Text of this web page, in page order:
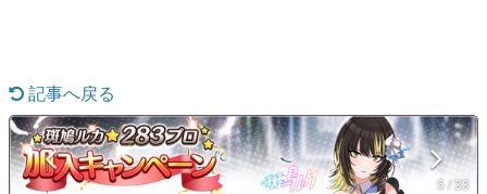
なんでゲームは面白い？
ゲーム開発者・hamatsu氏がゲームの魅力を画面や操作の
具体的な形から解き明かしていく、硬派で骨太な評論連載
です。
記事へ戻る
5 / 33